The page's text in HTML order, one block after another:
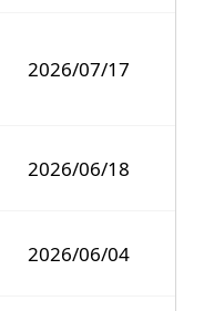
2026/07/17
2026/06/18
2026/06/04